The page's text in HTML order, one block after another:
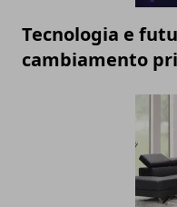
Tecnologia e
cambiamento